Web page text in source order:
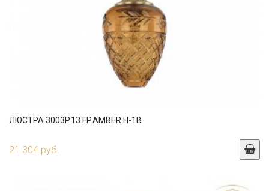
ЛЮСТРА 3003P.13.FP.AMBER.H-1B
21 304 руб.